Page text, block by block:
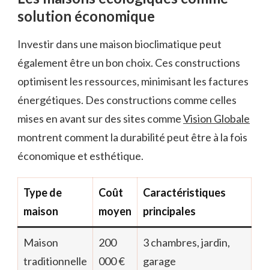
solution économique
Investir dans une maison bioclimatique peut
également être un bon choix. Ces constructions
optimisent les ressources, minimisant les factures
énergétiques. Des constructions comme celles
mises en avant sur des sites commeVision Globale
montrent comment la durabilité peut être à la fois
économique et esthétique.
Type de
maison
Coût
moyen
Caractéristiques
principales
Maison
traditionnelle
200
000 €
3 chambres, jardin,
garage